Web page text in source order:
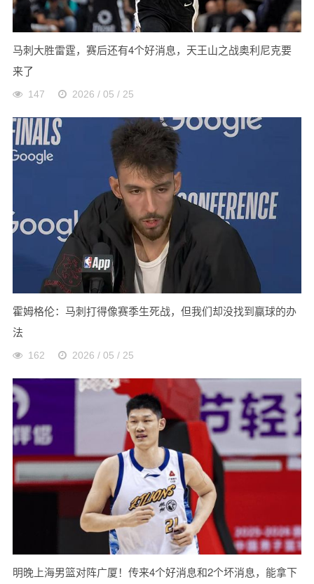
马刺大胜雷霆，赛后还有4个好消息，天王山之战奥利尼克要
来了
147 2026 / 05 / 25
霍姆格伦：马刺打得像赛季生死战，但我们却没找到赢球的办
法
162 2026 / 05 / 25
明晚上海男篮对阵广厦！传来4个好消息和2个坏消息，能拿下